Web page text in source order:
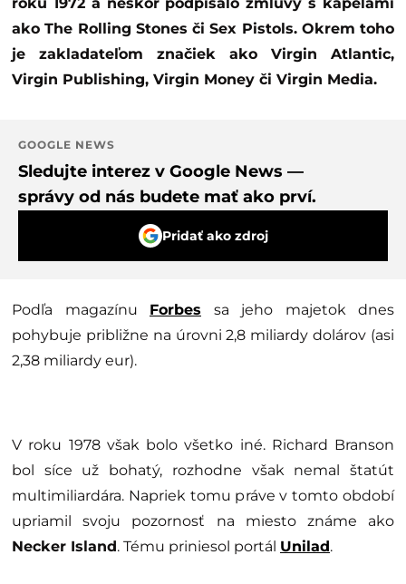
ako The Rolling Stones či Sex Pistols. Okrem toho
je zakladateľom značiek ako Virgin Atlantic,
Virgin Publishing, Virgin Money či Virgin Media.
GOOGLE NEWS
Sledujte interez v Google News —
správy od nás budete mať ako prví.
Pridať ako zdroj
Podľa magazínu Forbes sa jeho majetok dnes
pohybuje približne na úrovni 2,8 miliardy dolárov (asi
2,38 miliardy eur).
V roku 1978 však bolo všetko iné. Richard Branson
bol síce už bohatý, rozhodne však nemal štatút
multimiliardára. Napriek tomu práve v tomto období
upriamil svoju pozornosť na miesto známe ako
Necker Island. Tému priniesol portál Unilad.